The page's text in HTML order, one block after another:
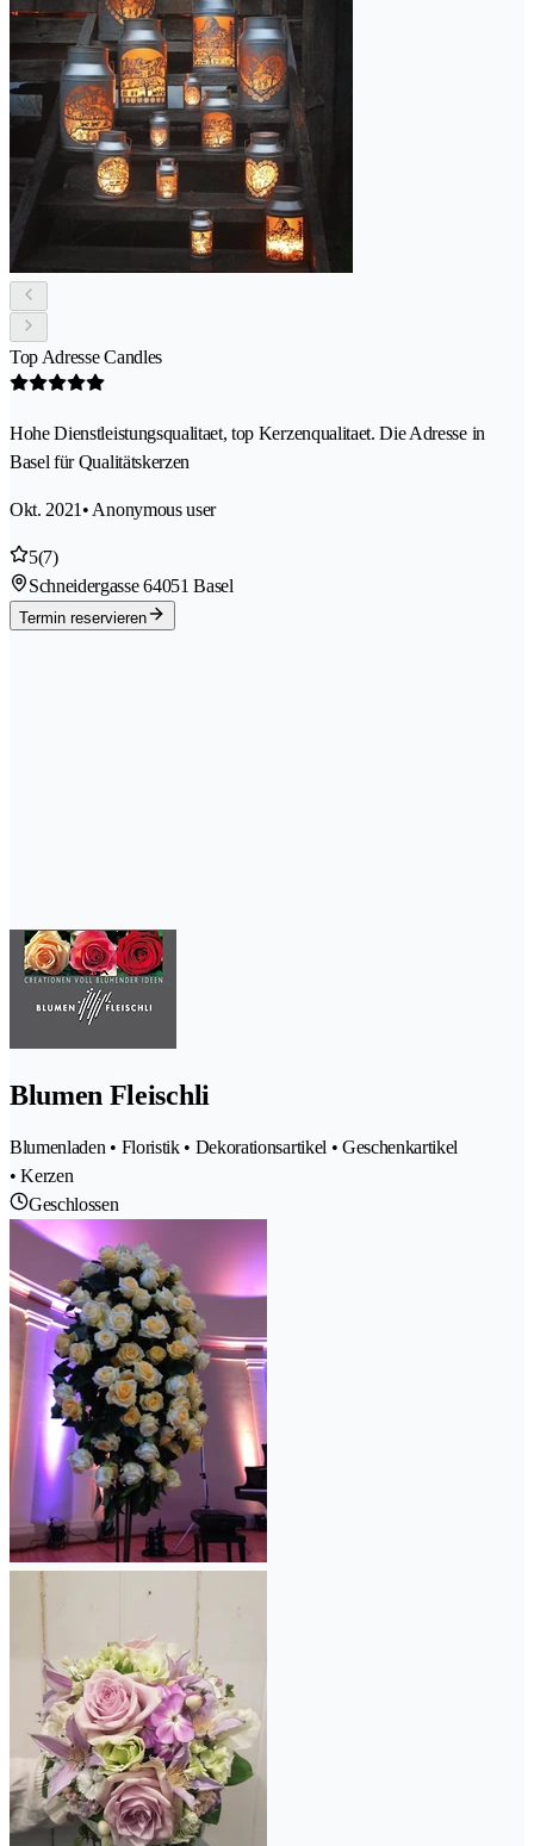
Top Adresse Candles
Hohe Dienstleistungsqualitaet, top Kerzenqualitaet. Die Adresse in
Basel für Qualitätskerzen
Okt. 2021 • Anonymous user
5(7)
Schneidergasse 64051 Basel
Termin reservieren
Blumen Fleischli
Blumenladen • Floristik • Dekorationsartikel • Geschenkartikel
• Kerzen
Geschlossen